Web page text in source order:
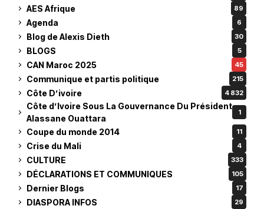
AES Afrique 89
Agenda 6
Blog de Alexis Dieth 30
BLOGS 5
CAN Maroc 2025 45
Communique et partis politique 215
Côte D’ivoire 4 832
Côte d’Ivoire Sous La Gouvernance Du Président
Alassane Ouattara
1
Coupe du monde 2014 11
Crise du Mali 4
CULTURE 333
DÉCLARATIONS ET COMMUNIQUES 105
Dernier Blogs 17
DIASPORA INFOS 29